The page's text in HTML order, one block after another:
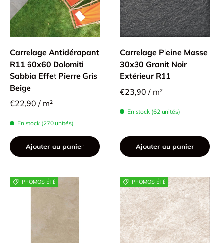
Carrelage Antidérapant
R11 60x60 Dolomiti
Sabbia Effet Pierre Gris
Beige
€22,90 / m²
En stock (270 unités)
Ajouter au panier
Carrelage Pleine Masse
30x30 Granit Noir
Extérieur R11
€23,90 / m²
En stock (62 unités)
Ajouter au panier
PROMOS ÉTÉ PROMOS ÉTÉ